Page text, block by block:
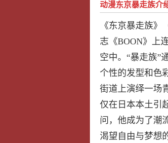
动漫东京暴走族介
《东京暴走族》
志《BOON》上
空中。“暴走族”
个性的发型和色
街道上演绎一场
仅在日本本土引
问，他成为了潮
渴望自由与梦想